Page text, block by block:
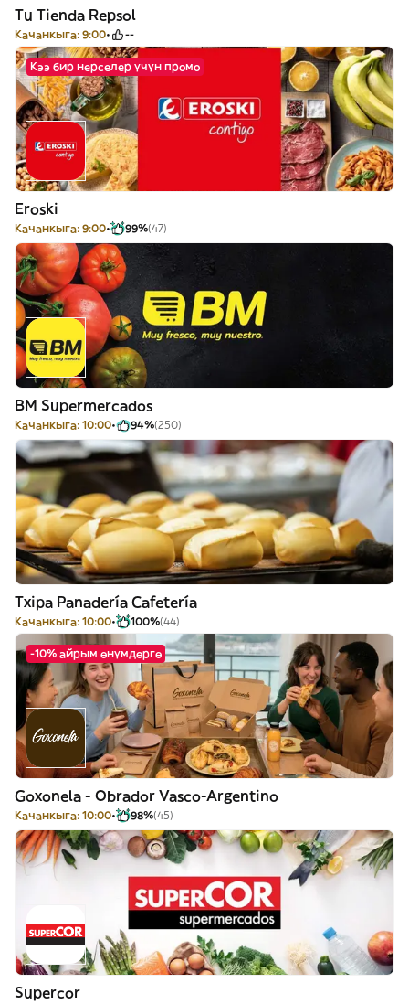
Tu Tienda Repsol
Качанкыга: 9:00 --
Кээ бир нерселер үчүн промо
Eroski
Качанкыга: 9:00 99%(47)
BM Supermercados
Качанкыга: 10:00 94%(250)
Txipa Panadería Cafetería
Качанкыга: 10:00 100%(44)
-10% айрым өнүмдөргө
Goxonela - Obrador Vasco-Argentino
Качанкыга: 10:00 98%(45)
Supercor